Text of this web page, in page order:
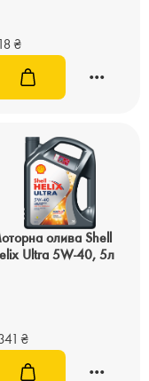
₴
олива Shell
Ultra 5W-40, 5л
₴